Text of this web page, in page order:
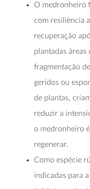
O medronheiro
com resiliência
recuperação
plantadas áreas
fragmentação
geridos ou
de plantas,
reduzir a
o medronheiro
regenerar.
Como espécie
indicadas para a